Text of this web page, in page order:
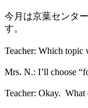
今月は京葉センタ
す。
Teacher: Which topic
Mrs. N.: I’ll choose
Teacher: Okay. What